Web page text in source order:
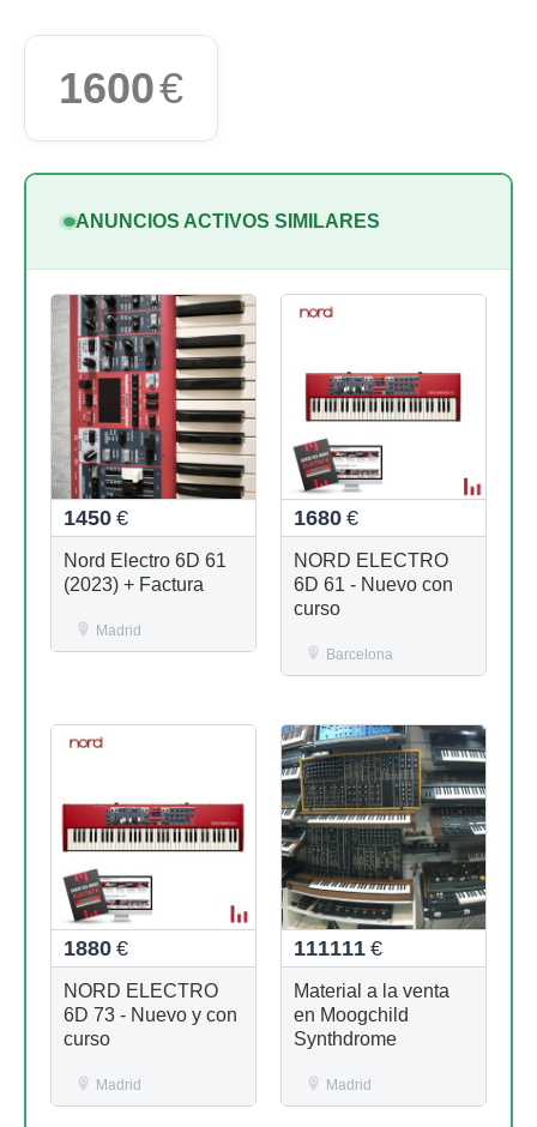
1600€
ANUNCIOS ACTIVOS SIMILARES
1450 €
Nord Electro 6D 61
(2023) + Factura
Madrid
1680 €
NORD ELECTRO
6D 61 - Nuevo con
curso
Barcelona
1880 €
NORD ELECTRO
6D 73 - Nuevo y con
curso
Madrid
111111 €
Material a la venta
en Moogchild
Synthdrome
Madrid